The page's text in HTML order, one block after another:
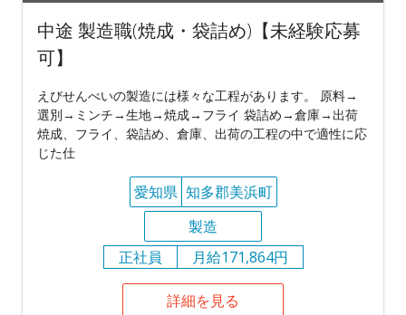
中途 製造職(焼成・袋詰め)【未経験応募
可】
えびせんべいの製造には様々な工程があります。 原料→
選別→ミンチ→生地→焼成→フライ 袋詰め→倉庫→出荷
焼成、フライ、袋詰め、倉庫、出荷の工程の中で適性に応
じた仕
愛知県 知多郡美浜町
製造
正社員
月給171,864円
詳細を見る